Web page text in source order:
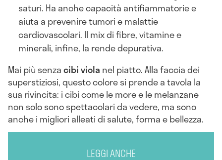
saturi. Ha anche capacità antifiammatorie e
aiuta a prevenire tumori e malattie
cardiovascolari. Il mix di fibre, vitamine e
minerali, infine, la rende depurativa.
Mai più senzacibi viola nel piatto. Alla faccia dei
superstiziosi, questo colore si prende a tavola la
sua rivincita: i cibi come le more e le melanzane
non solo sono spettacolari da vedere, ma sono
anche i migliori alleati di salute, forma e bellezza.
LEGGI ANCHE